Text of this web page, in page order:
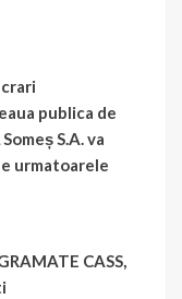
publica de
S.A. va
urmatoarele
CASS,